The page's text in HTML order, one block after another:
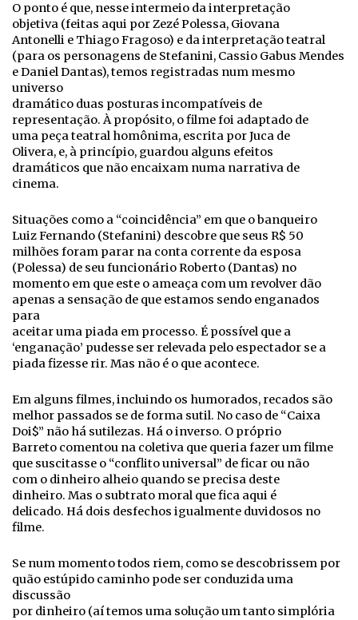
O ponto é que, nesse intermeio da interpretação
objetiva (feitas aqui por Zezé Polessa, Giovana
Antonelli e Thiago Fragoso) e da interpretação teatral
(para os personagens de Stefanini, Cassio Gabus Mendes
e Daniel Dantas), temos registradas num mesmo
universo
dramático duas posturas incompatíveis de
representação. À propósito, o filme foi adaptado de
uma peça teatral homônima, escrita por Juca de
Olivera, e, à princípio, guardou alguns efeitos
dramáticos que não encaixam numa narrativa de
cinema.
Situações como a “coincidência” em que o banqueiro
Luiz Fernando (Stefanini) descobre que seus R$ 50
milhões foram parar na conta corrente da esposa
(Polessa) de seu funcionário Roberto (Dantas) no
momento em que este o ameaça com um revolver dão
apenas a sensação de que estamos sendo enganados
para
aceitar uma piada em processo. É possível que a
‘enganação’ pudesse ser relevada pelo espectador se a
piada fizesse rir. Mas não é o que acontece.
Em alguns filmes, incluindo os humorados, recados são
melhor passados se de forma sutil. No caso de “Caixa
Doi$” não há sutilezas. Há o inverso. O próprio
Barreto comentou na coletiva que queria fazer um filme
que suscitasse o “conflito universal” de ficar ou não
com o dinheiro alheio quando se precisa deste
dinheiro. Mas o subtrato moral que fica aqui é
delicado. Há dois desfechos igualmente duvidosos no
filme.
Se num momento todos riem, como se descobrissem por
quão estúpido caminho pode ser conduzida uma
discussão
por dinheiro (aí temos uma solução um tanto simplória